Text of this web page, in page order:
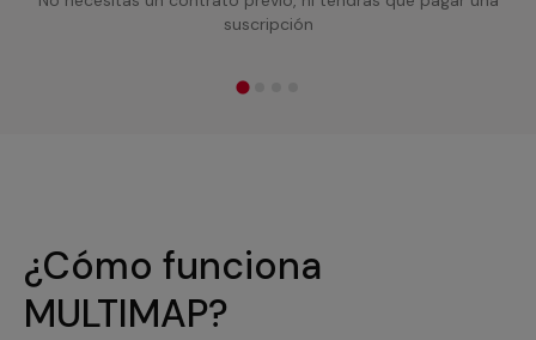
suscripción
¿Cómo funciona
MULTIMAP?